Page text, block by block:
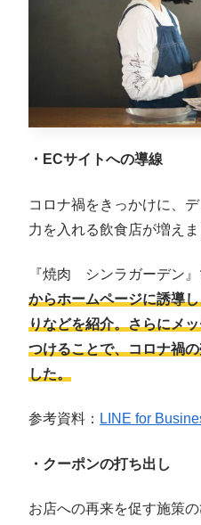
・ECサイトへの導線
コロナ禍をきっかけに、
力を入れる飲食店が増えま
『焼肉 シンラガーデン』
からホームページに誘導
りなどを紹介。さらにメ
つけることで、コロナ禍
した。
参考資料： LINE for
・クーポンの打ち出し
お店への再来を促す施策